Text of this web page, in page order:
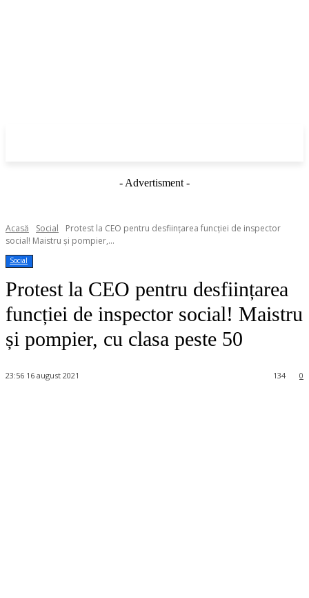
- Advertisment -
Acasă Social
Protest la CEO pentru desființarea funcției de inspector
social! Maistru și pompier,...
Social
Protest la CEO pentru desființarea
funcției de inspector social! Maistru
și pompier, cu clasa peste 50
23:56 16 august 2021 0
134